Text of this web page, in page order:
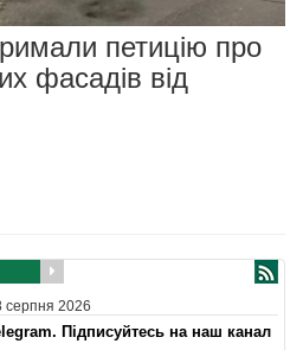
петицію про
фасадів від
серпня 2026
Підписуйтесь на наш канал